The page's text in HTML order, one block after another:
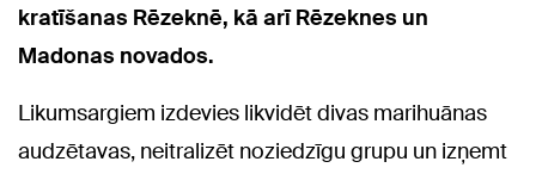
kratīšanas Rēzeknē, kā arī Rēzeknes un
Madonas novados.
Likumsargiem izdevies likvidēt divas marihuānas
audzētavas, neitralizēt noziedzīgu grupu un izņemt